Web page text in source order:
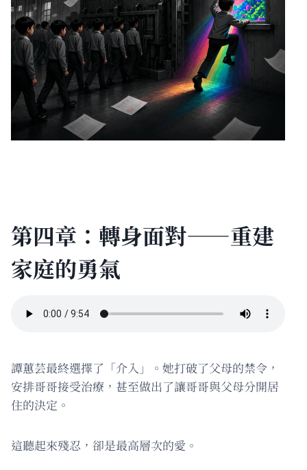
第四章：轉身面對——重建
家庭的勇氣
譚蕙芸最終選擇了「介入」。她打破了父母的禁令，
安排哥哥接受治療，甚至做出了讓哥哥與父母分開居
住的決定。
這聽起來殘忍，卻是最高層次的愛。